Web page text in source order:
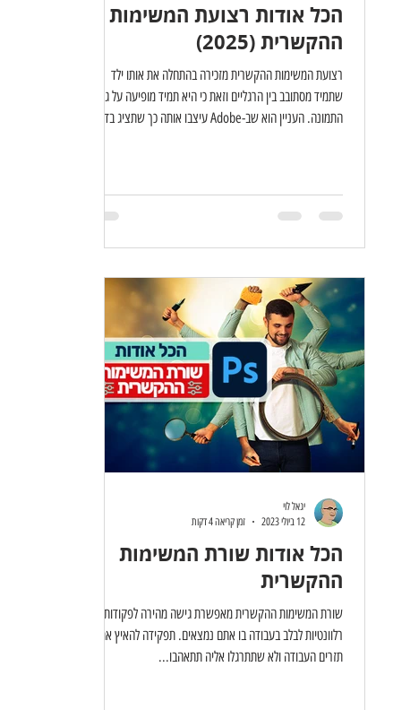
הכל אודות רצועת המשימות
ההקשרית (2025)
רצועת המשימות ההקשרית מזכירה בהתחלה את אותו ילד
שתמיד מסתובב בין הרגליים וזאת כי היא תמיד מופיעה על גבי
התמונה. העניין הוא שב-Adobe עיצבו אותה כך שתציג בדיוק
המלל בצורה נוחה ומהירה. הרצועה הזו נועדה להקל עליכם
ולהפוך את העבודה לחלקה יותר
הכל אודות שורת המשימות
ההקשרית
שורת המשימות ההקשרית מאפשרת גישה מהירה לפקודות
רלוונטיות לבלב בעבודה בו אתם נמצאים. תפקידה להאיץ את
תזרים העבודה ולא שתתרגלו אליה תתאהבו...
יגאל לוי
12 ביולי 2023
זמן קריאה 4 דקות